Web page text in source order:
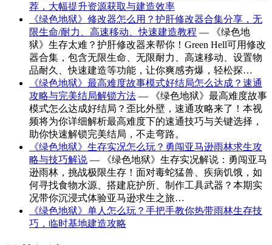
荐，大幅提升资源获取与建造效率
《绿色地狱》修改器怎么用？护肝修改器合集分享，无
限生命/耐力、高速移动、快速建造教程 — 《绿色地
狱》生存太难？护肝修改器来帮你！Green Hell可用修改
器合集，包含无限生命、无限耐力、高速移动、设置物
品耐久、快速建造等功能，让你爽感夯爆，轻松探…
《绿色地狱》最高难度故事模式好结局怎么达成？速通
攻略与完美结局解锁方法 — 《绿色地狱》最高难度故事
模式怎么达成好结局？歪比外壁，速通攻略来了！本视
频将为你详细解析最高难度下的速通技巧与关键选择，
助你快速解锁完美结局，不走弯路。
《绿色地狱》生存实况怎么玩？勇闯亚马逊雨林求生攻
略与技巧解说 — 《绿色地狱》生存实况解说：勇闯亚马
逊雨林，挑战极限生存！面对毒蛇猛兽、疾病饥饿，如
何寻找食物水源、搭建庇护所、制作工具武器？本期实
况带你沉浸式体验亚马逊求生之旅…
《绿色地狱》单人怎么玩？手把手教你热带雨林生存技
巧，临时基地建造攻略